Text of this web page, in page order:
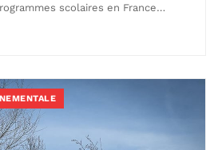
scolaires en France…